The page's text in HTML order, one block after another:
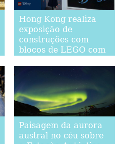
Hong Kong realiza
exposição de
construções com
blocos de LEGO com
Paisagem da aurora
austral no céu sobre